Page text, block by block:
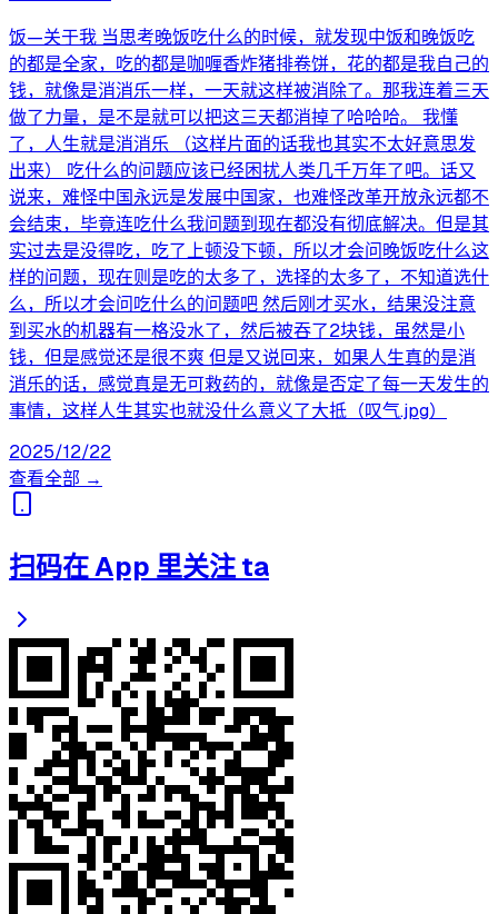
饭—关于我 当思考晚饭吃什么的时候，就发现中饭和晚饭吃
的都是全家，吃的都是咖喱香炸猪排卷饼，花的都是我自己的
钱，就像是消消乐一样，一天就这样被消除了。那我连着三天
做了力量，是不是就可以把这三天都消掉了哈哈哈。 我懂
了，人生就是消消乐 （这样片面的话我也其实不太好意思发
出来） 吃什么的问题应该已经困扰人类几千万年了吧。话又
说来，难怪中国永远是发展中国家，也难怪改革开放永远都不
会结束，毕竟连吃什么我问题到现在都没有彻底解决。但是其
实过去是没得吃，吃了上顿没下顿，所以才会问晚饭吃什么这
样的问题，现在则是吃的太多了，选择的太多了，不知道选什
么，所以才会问吃什么的问题吧 然后刚才买水，结果没注意
到买水的机器有一格没水了，然后被吞了2块钱，虽然是小
钱，但是感觉还是很不爽 但是又说回来，如果人生真的是消
消乐的话，感觉真是无可救药的，就像是否定了每一天发生的
事情，这样人生其实也就没什么意义了大抵（叹气.jpg）
2025/12/22
查看全部 →
扫码在 App 里关注 ta